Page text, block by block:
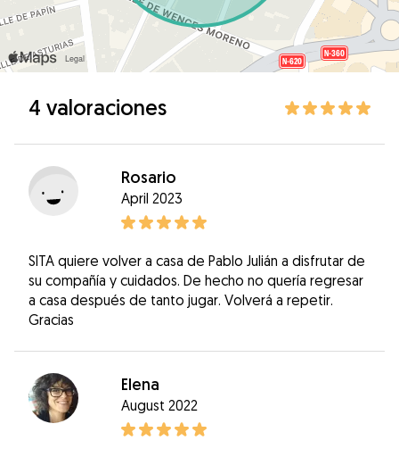
4 valoraciones
Rosario
April 2023
SITA quiere volver a casa de Pablo Julián a disfrutar de
su compañía y cuidados. De hecho no quería regresar
a casa después de tanto jugar. Volverá a repetir.
Gracias
Elena
August 2022